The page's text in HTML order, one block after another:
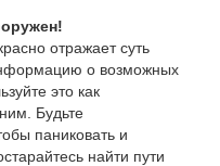
отражает суть
о возможных
это как
Будьте
паниковать и
найти пути